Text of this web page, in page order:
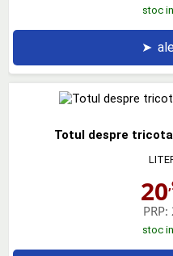
stoc
➤
Totul despre
20
PRP:
stoc